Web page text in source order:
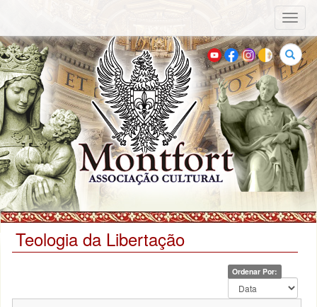
Buscar
Teologia da Libertação
Ordenar Por: